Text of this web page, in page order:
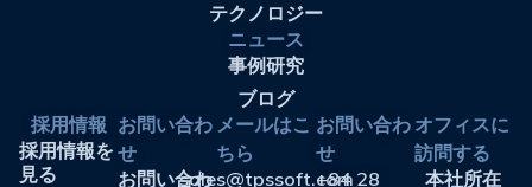
テクノロジー
ニュース
事例研究
ブログ
採用情報
採用情報を
見る
お問い合わ
せ
お問い合わ
メールはこ
ちら
sales@tpssoft.com
お問い合わ
せ
+84 28
オフィスに
訪問する
本社所在